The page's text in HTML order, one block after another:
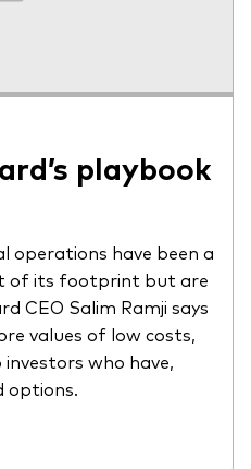
playbook
operations have been a
of its footprint but are
CEO Salim Ramji says
values of low costs,
who have,
options.